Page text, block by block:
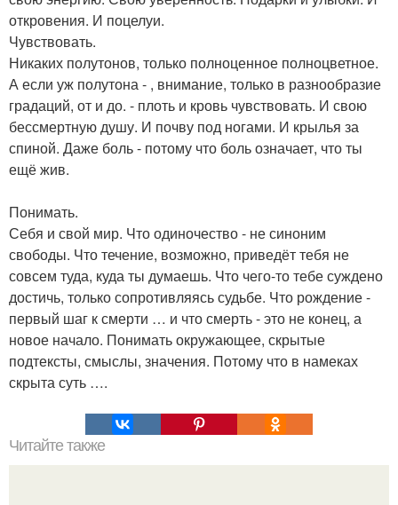
откровения. И поцелуи.
Чувствовать.
Никаких полутонов, только полноценное полноцветное.
А если уж полутона - , внимание, только в разнообразие
градаций, от и до. - плоть и кровь чувствовать. И свою
бессмертную душу. И почву под ногами. И крылья за
спиной. Даже боль - потому что боль означает, что ты
ещё жив.
Понимать.
Себя и свой мир. Что одиночество - не синоним
свободы. Что течение, возможно, приведёт тебя не
совсем туда, куда ты думаешь. Что чего-то тебе суждено
достичь, только сопротивляясь судьбе. Что рождение -
первый шаг к смерти … и что смерть - это не конец, а
новое начало. Понимать окружающее, скрытые
подтексты, смыслы, значения. Потому что в намеках
скрыта суть ….
Читайте также